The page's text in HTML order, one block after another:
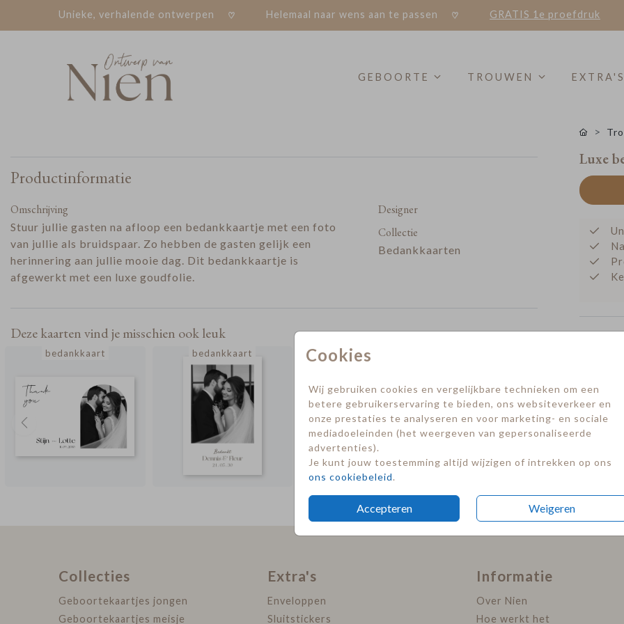
Unieke, verhalende ontwerpen Helemaal naar wens aan te passen GRATIS 1e proefdruk
GEBOORTE TROUWEN EXTRA'S
Cookies
Wij gebruiken cookies en vergelijkbare technieken om een
betere gebruikerservaring te bieden, ons websiteverkeer en
onze prestaties te analyseren en voor marketing- en sociale
mediadoeleinden (het weergeven van gepersonaliseerde
advertenties).
Je kunt jouw toestemming altijd wijzigen of intrekken op ons
ons cookiebeleid.
Accepteren Weigeren
Productinformatie
Omschrijving
Stuur jullie gasten na afloop een bedankkaartje met een foto
van jullie als bruidspaar. Zo hebben de gasten gelijk een
herinnering aan jullie mooie dag. Dit bedankkaartje is
afgewerkt met een luxe goudfolie.
Designer
Collectie
Bedankkaarten
Deze kaarten vind je misschien ook leuk
bedankkaart bedankkaart
Luxe
Collecties
Geboortekaartjes jongen
Geboortekaartjes meisje
Extra's
Enveloppen
Sluitstickers
Informatie
Over Nien
Hoe werkt het